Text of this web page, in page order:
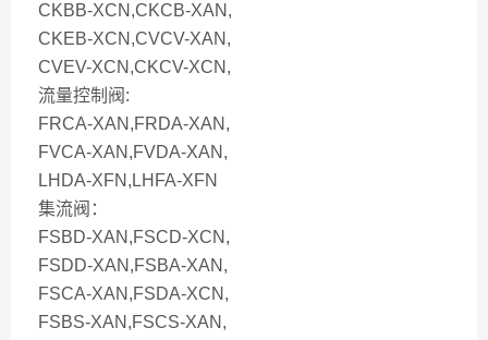
CKBB-XCN,CKCB-XAN,
CKEB-XCN,CVCV-XAN,
CVEV-XCN,CKCV-XCN,
流量控制阀:
FRCA-XAN,FRDA-XAN,
FVCA-XAN,FVDA-XAN,
LHDA-XFN,LHFA-XFN
集流阀：
FSBD-XAN,FSCD-XCN,
FSDD-XAN,FSBA-XAN,
FSCA-XAN,FSDA-XCN,
FSBS-XAN,FSCS-XAN,